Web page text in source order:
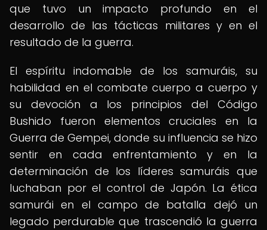
que tuvo un impacto profundo en el
desarrollo de las tácticas militares y en el
resultado de la guerra.
El espíritu indomable de los samuráis, su
habilidad en el combate cuerpo a cuerpo y
su devoción a los principios del Código
Bushido fueron elementos cruciales en la
Guerra de Gempei, donde su influencia se hizo
sentir en cada enfrentamiento y en la
determinación de los líderes samuráis que
luchaban por el control de Japón. La ética
samurái en el campo de batalla dejó un
legado perdurable que trascendió la guerra